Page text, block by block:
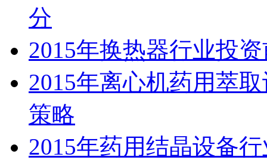
分
2015年换热器行业投
2015年离心机药用萃
策略
2015年药用结晶设备